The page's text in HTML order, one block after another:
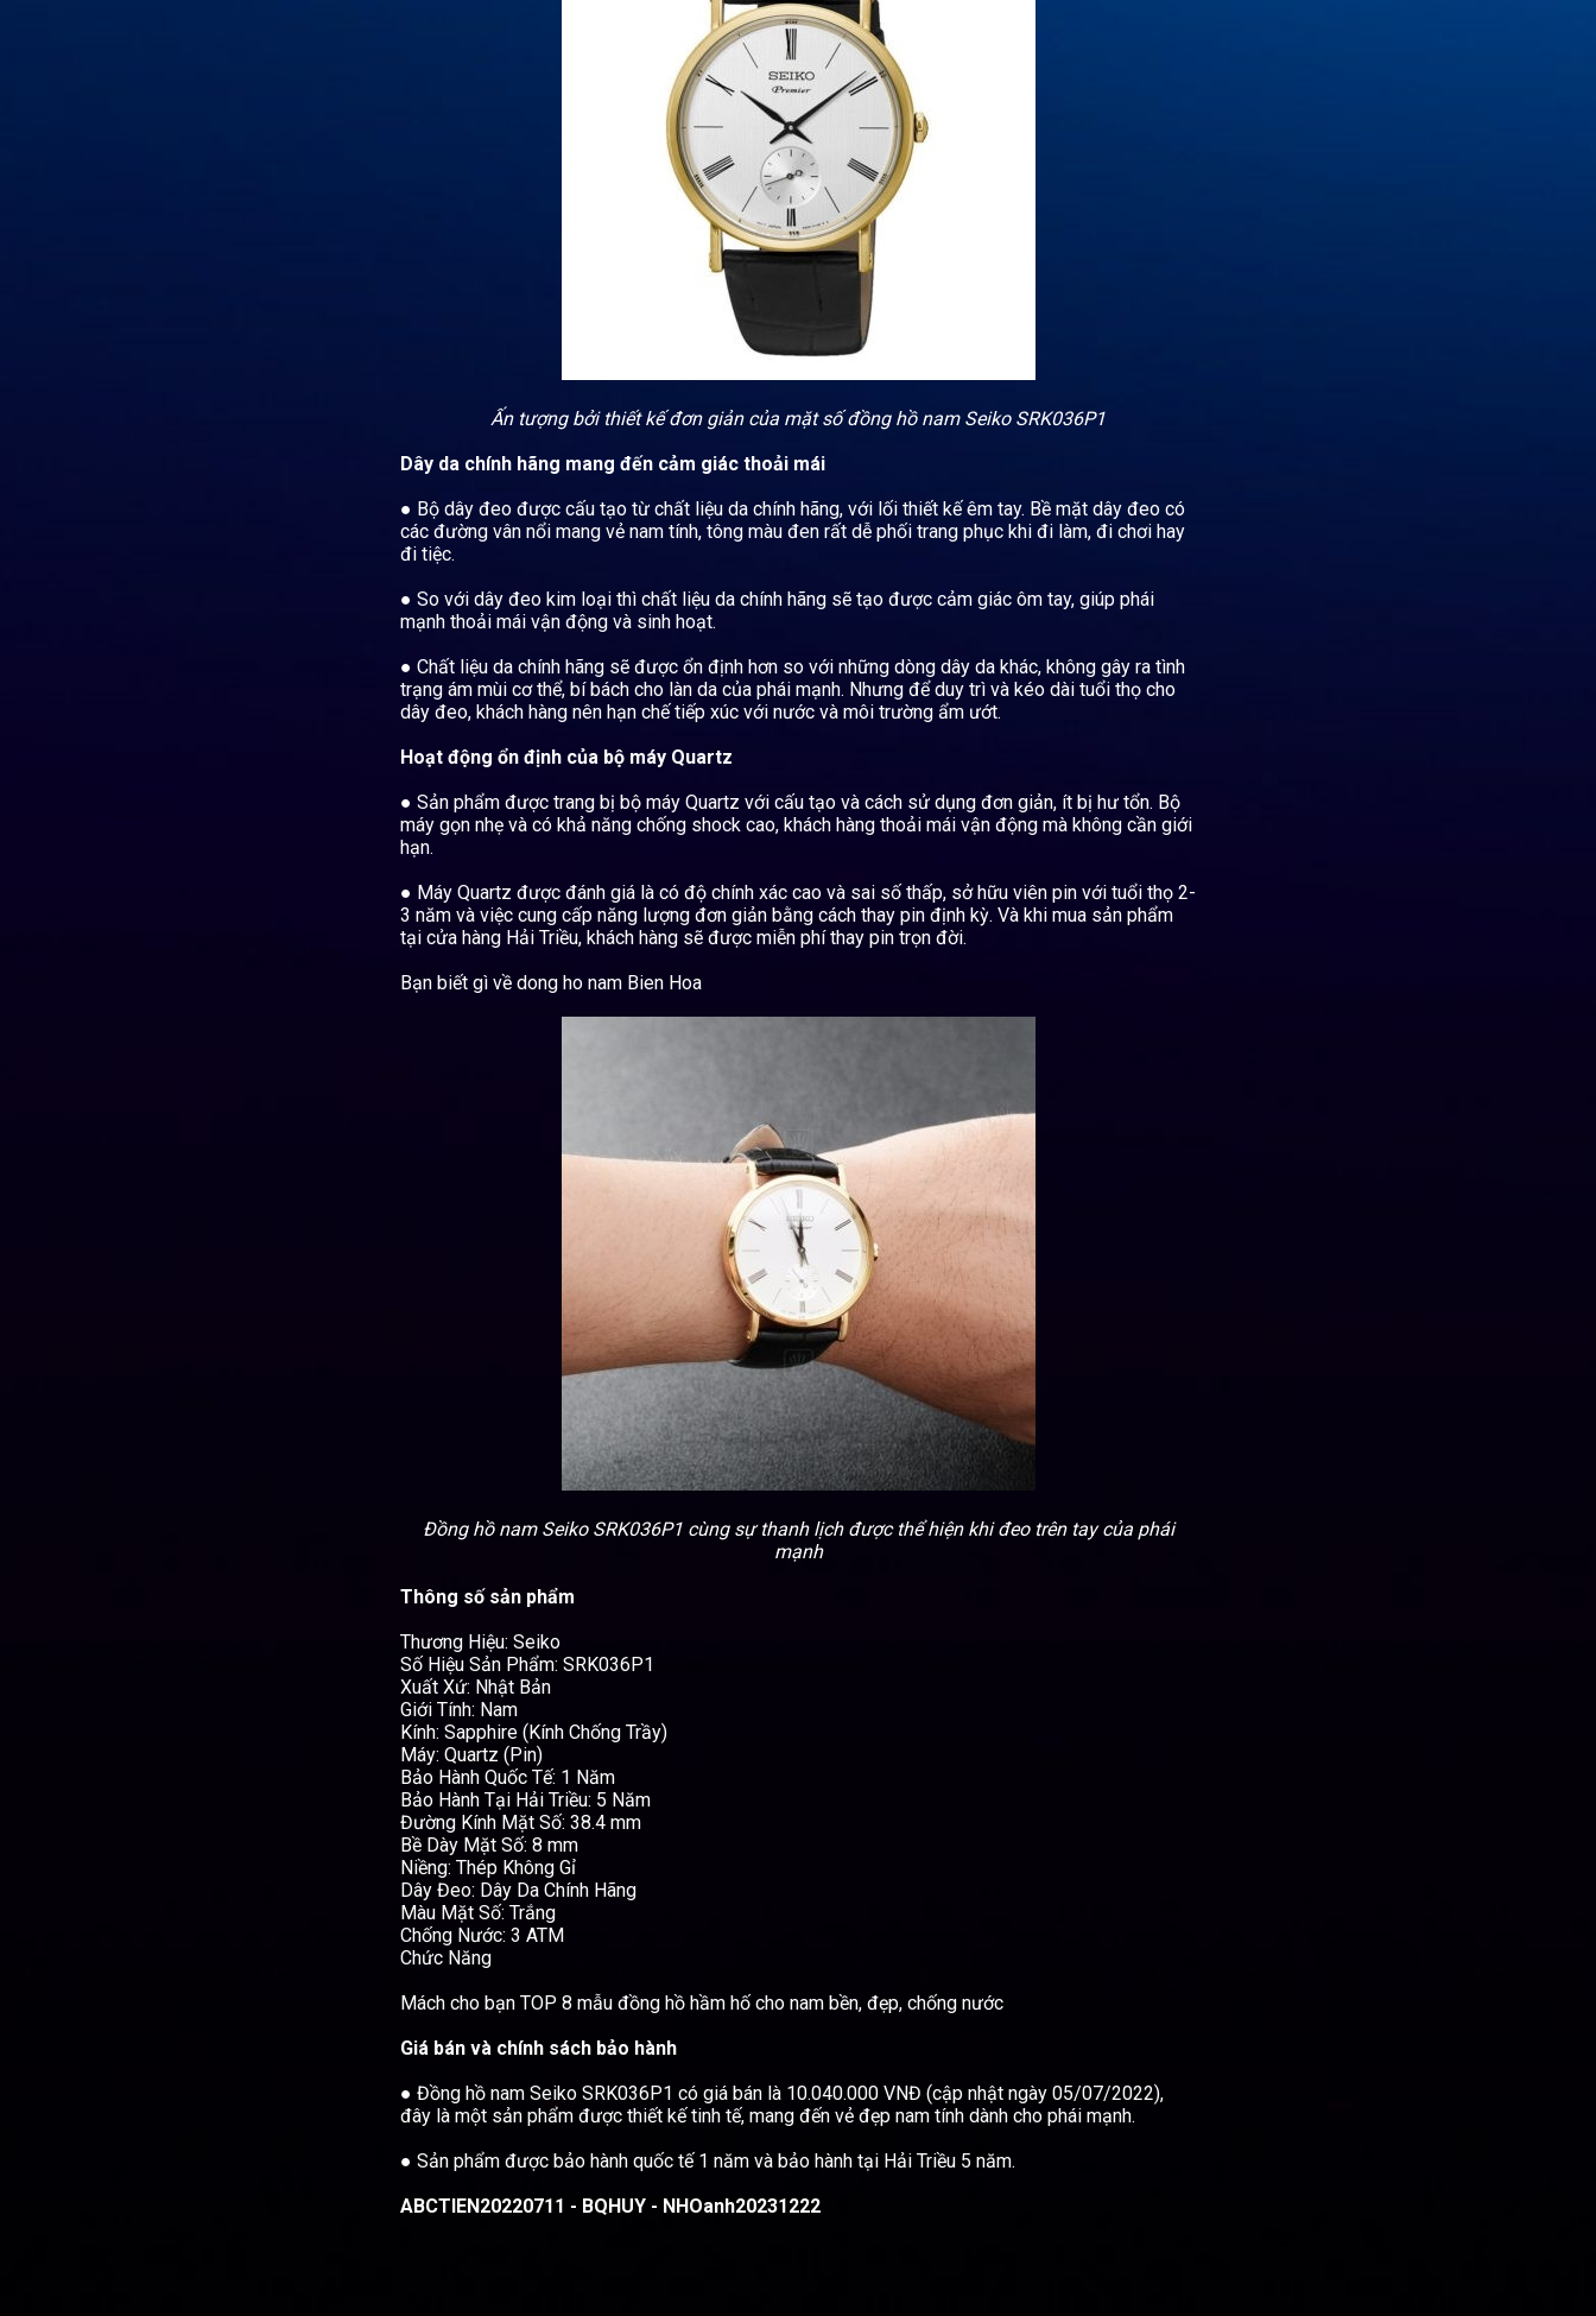
Ấn tượng bởi thiết kế đơn giản của mặt số đồng hồ nam Seiko SRK036P1
Dây da chính hãng mang đến cảm giác thoải mái
● Bộ dây đeo được cấu tạo từ chất liệu da chính hãng, với lối thiết kế êm tay. Bề mặt dây đeo có
các đường vân nổi mang vẻ nam tính, tông màu đen rất dễ phối trang phục khi đi làm, đi chơi hay
đi tiệc.
● So với dây đeo kim loại thì chất liệu da chính hãng sẽ tạo được cảm giác ôm tay, giúp phái
mạnh thoải mái vận động và sinh hoạt.
● Chất liệu da chính hãng sẽ được ổn định hơn so với những dòng dây da khác, không gây ra tình
trạng ám mùi cơ thể, bí bách cho làn da của phái mạnh. Nhưng để duy trì và kéo dài tuổi thọ cho
dây đeo, khách hàng nên hạn chế tiếp xúc với nước và môi trường ẩm ướt.
Hoạt động ổn định của bộ máy Quartz
● Sản phẩm được trang bị bộ máy Quartz với cấu tạo và cách sử dụng đơn giản, ít bị hư tổn. Bộ
máy gọn nhẹ và có khả năng chống shock cao, khách hàng thoải mái vận động mà không cần giới
hạn.
● Máy Quartz được đánh giá là có độ chính xác cao và sai số thấp, sở hữu viên pin với tuổi thọ 2-
3 năm và việc cung cấp năng lượng đơn giản bằng cách thay pin định kỳ. Và khi mua sản phẩm
tại cửa hàng Hải Triều, khách hàng sẽ được miễn phí thay pin trọn đời.
Bạn biết gì về dong ho nam Bien Hoa
Đồng hồ nam Seiko SRK036P1 cùng sự thanh lịch được thể hiện khi đeo trên tay của phái
mạnh
Thông số sản phẩm
Thương Hiệu: Seiko
Số Hiệu Sản Phẩm: SRK036P1
Xuất Xứ: Nhật Bản
Giới Tính: Nam
Kính: Sapphire (Kính Chống Trầy)
Máy: Quartz (Pin)
Bảo Hành Quốc Tế: 1 Năm
Bảo Hành Tại Hải Triều: 5 Năm
Đường Kính Mặt Số: 38.4 mm
Bề Dày Mặt Số: 8 mm
Niềng: Thép Không Gỉ
Dây Đeo: Dây Da Chính Hãng
Màu Mặt Số: Trắng
Chống Nước: 3 ATM
Chức Năng
Mách cho bạn TOP 8 mẫu đồng hồ hầm hố cho nam bền, đẹp, chống nước
Giá bán và chính sách bảo hành
● Đồng hồ nam Seiko SRK036P1 có giá bán là 10.040.000 VNĐ (cập nhật ngày 05/07/2022),
đây là một sản phẩm được thiết kế tinh tế, mang đến vẻ đẹp nam tính dành cho phái mạnh.
● Sản phẩm được bảo hành quốc tế 1 năm và bảo hành tại Hải Triều 5 năm.
ABCTIEN20220711 - BQHUY - NHOanh20231222
Share your page
Share on Facebook
Share on Linkedin
Share on Twitter
Share on WhatsApp
Share on Email
Copy url
Subscribe page